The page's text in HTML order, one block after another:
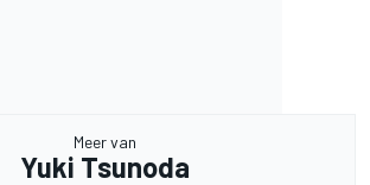
Meer van
Yuki Tsunoda